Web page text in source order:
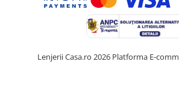
Lenjerii Casa.ro 2026 Platforma E-